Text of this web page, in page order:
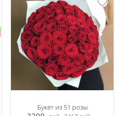
Букет из 51 розы